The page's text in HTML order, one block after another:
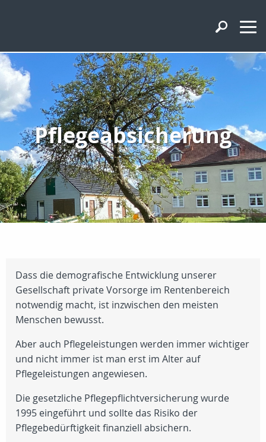
Pflegeabsicherung
Dass die demografische Entwicklung unserer
Gesellschaft private Vorsorge im Rentenbereich
notwendig macht, ist inzwischen den meisten
Menschen bewusst.
Aber auch Pflegeleistungen werden immer wichtiger
und nicht immer ist man erst im Alter auf
Pflegeleistungen angewiesen.
Die gesetzliche Pflegepflichtversicherung wurde
1995 eingeführt und sollte das Risiko der
Pflegebedürftigkeit finanziell absichern.